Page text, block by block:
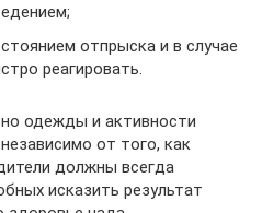
отпрыска и в случае
реагировать.
одежды и активности
от того, как
должны всегда
исказить результат